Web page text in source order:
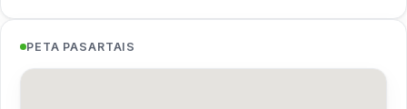
PETA PASARTAIS